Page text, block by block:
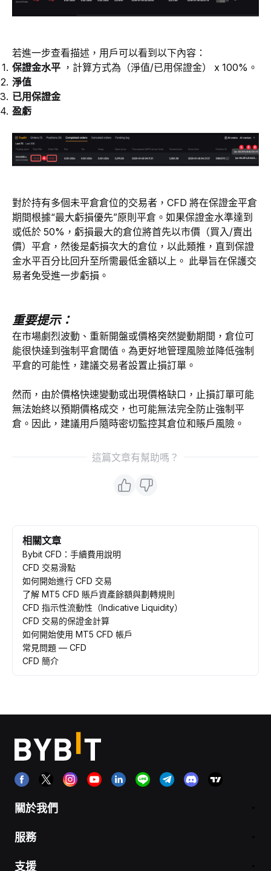
若進一步查看描述，用戶可以看到以下內容：
保證金水平 ，計算方式為（淨值/已用保證金） x 100%。
淨值
已用保證金
盈虧
對於持有多個未平倉倉位的交易者，CFD 將在保證金平倉
期間根據“最大虧損優先”原則平倉。如果保證金水準達到
或低於 50%，虧損最大的倉位將首先以市價（買入/賣出
價）平倉，然後是虧損次大的倉位，以此類推，直到保證
金水平百分比回升至所需最低金額以上。 此舉旨在保護交
易者免受進一步虧損。
重要提示：
在市場劇烈波動、重新開盤或價格突然變動期間，倉位可
能很快達到強制平倉閾值。為更好地管理風險並降低強制
平倉的可能性，建議交易者設置止損訂單。
然而，由於價格快速變動或出現價格缺口，止損訂單可能
無法始終以預期價格成交，也可能無法完全防止強制平
倉。因此，建議用戶隨時密切監控其倉位和賬戶風險。
這篇文章有幫助嗎？
相關文章
Bybit CFD：手續費用說明
CFD 交易滑點
如何開始進行 CFD 交易
了解 MT5 CFD 賬戶資產餘額與劃轉規則
CFD 指示性流動性（Indicative Liquidity）
CFD 交易的保證金計算
如何開始使用 MT5 CFD 帳戶
常見問題 — CFD
CFD 簡介
關於我們
服務
支援